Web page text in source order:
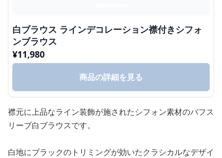
白ブラウス ラインデコレーション襟付きシフォ
ンブラウス
¥11,980
商品の詳細を見る
襟元に上品なライン装飾が施されたシフォン素材のパフス
リーブ白ブラウスです。
白地にブラックのトリミングが効いたクラシカルなデザイ